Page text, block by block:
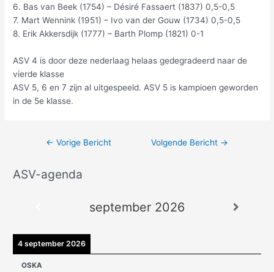
6. Bas van Beek (1754) – Désiré Fassaert (1837) 0,5-0,5
7. Mart Wennink (1951) – Ivo van der Gouw (1734) 0,5-0,5
8. Erik Akkersdijk (1777) – Barth Plomp (1821) 0-1
ASV 4 is door deze nederlaag helaas gedegradeerd naar de
vierde klasse
ASV 5, 6 en 7 zijn al uitgespeeld. ASV 5 is kampioen geworden
in de 5e klasse.
← Vorige Bericht Volgende Bericht →
ASV-agenda
september 2026
4 september 2026
OSKA
A
e